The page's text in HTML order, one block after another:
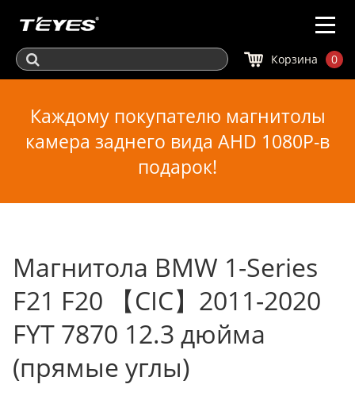
Корзина 0
Каждому покупателю магнитолы
камера заднего вида AHD 1080P-в
подарок!
Магнитола BMW 1-Series
F21 F20 【CIC】2011-2020
FYT 7870 12.3 дюйма
(прямые углы)